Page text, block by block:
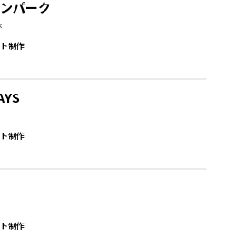
パーク
制作
制作
制作